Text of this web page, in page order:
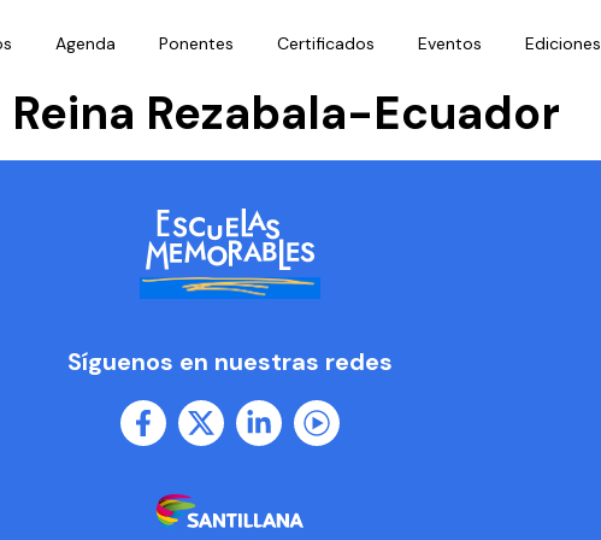
Agenda Ponentes Certificados Eventos Ediciones
Rezabala-Ecuador
Síguenos en nuestras redes